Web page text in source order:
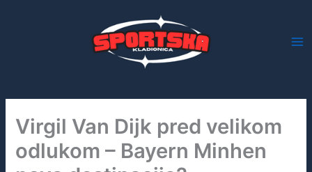
Virgil Van Dijk pred velikom
odlukom – Bayern Minhen